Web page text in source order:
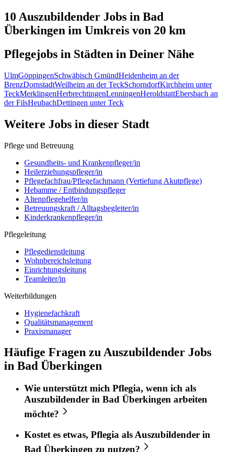
10 Auszubildender Jobs in Bad
Überkingen im Umkreis von 20 km
Pflegejobs in Städten in Deiner Nähe
UlmGöppingenSchwäbisch GmündHeidenheim an der
BrenzDornstadtWeilheim an der TeckSchorndorfKirchheim unter
TeckMerklingenHerbrechtingenLenningenHeroldstattEbersbach an
der FilsHeubachDettingen unter Teck
Weitere Jobs in dieser Stadt
Pflege und Betreuung
Gesundheits- und Krankenpfleger/in
Heilerziehungspfleger/in
Pflegefachfrau/Pflegefachmann (Vertiefung Akutpflege)
Hebamme / Entbindungspfleger
Altenpflegehelfer/in
Betreuungskraft / Alltagsbegleiter/in
Kinderkrankenpfleger/in
Pflegeleitung
Pflegedienstleitung
Wohnbereichsleitung
Einrichtungsleitung
Teamleiter/in
Weiterbildungen
Hygienefachkraft
Qualitätsmanagement
Praxismanager
Häufige Fragen zu Auszubildender Jobs
in Bad Überkingen
Wie unterstützt mich Pflegia, wenn ich als
Auszubildender in Bad Überkingen arbeiten
möchte?
Kostet es etwas, Pflegia als Auszubildender in
Bad Überkingen zu nutzen?